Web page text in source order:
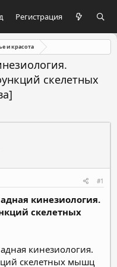
Регистрация
и красота
скелетных
#1
кинезиология.
скелетных